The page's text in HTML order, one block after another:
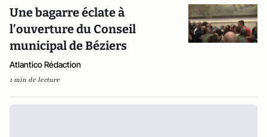
Une bagarre éclate à
l’ouverture du Conseil
municipal de Béziers
Atlantico Rédaction
1 min de lecture